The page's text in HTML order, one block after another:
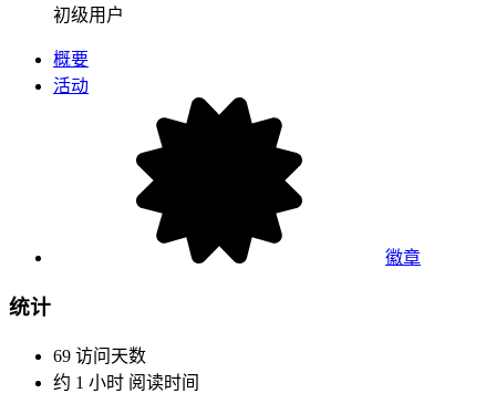
初级用户
概要
活动
徽章
统计
69 访问天数
约 1 小时 阅读时间